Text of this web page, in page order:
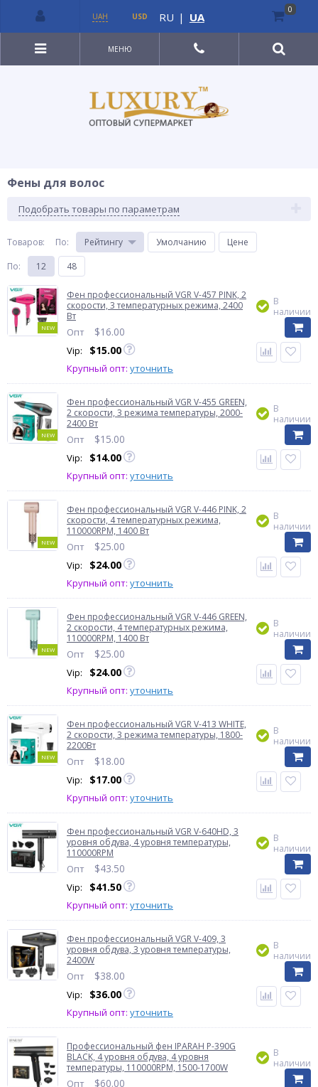
МЕНЮ
Фены для волос
Подобрать товары по параметрам
Товаров: По: Рейтингу Умолчанию
Цене
По: 12 48
NEW
Фен профессиональный VGR V-457 PINK, 2
скорости, 3 температурных режима, 2400
Вт
Опт $16.00
Vip: $15.00
Крупный опт: уточнить
В
наличии
NEW
Фен профессиональный VGR V-455 GREEN,
2 скорости, 3 режима температуры, 2000-
2400 Вт
Опт $15.00
Vip: $14.00
Крупный опт: уточнить
В
наличии
NEW
Фен профессиональный VGR V-446 PINK, 2
скорости, 4 температурных режима,
110000RPM, 1400 Вт
Опт $25.00
Vip: $24.00
Крупный опт: уточнить
В
наличии
NEW
Фен профессиональный VGR V-446 GREEN,
2 скорости, 4 температурных режима,
110000RPM, 1400 Вт
Опт $25.00
Vip: $24.00
Крупный опт: уточнить
В
наличии
NEW
Фен профессиональный VGR V-413 WHITE,
2 скорости, 3 режима температуры, 1800-
2200Вт
Опт $18.00
Vip: $17.00
Крупный опт: уточнить
В
наличии
Фен профессиональный VGR V-640HD, 3
уровня обдува, 4 уровня температуры,
110000RPM
Опт $43.50
Vip: $41.50
Крупный опт: уточнить
В
наличии
Фен профессиональный VGR V-409, 3
уровня обдува, 3 уровня температуры,
2400W
Опт $38.00
Vip: $36.00
Крупный опт: уточнить
В
наличии
Профессиональный фен IPARAH P-390G
BLACK, 4 уровня обдува, 4 уровня
температуры, 110000RPM, 1500-1700W
Опт $60.00
В
наличии
UAH USD RU | UA
0